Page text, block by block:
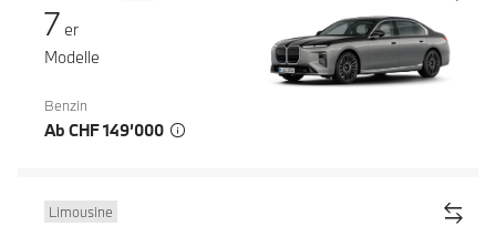
7 er
Modelle
Benzin
Ab CHF 149’000
Limousine